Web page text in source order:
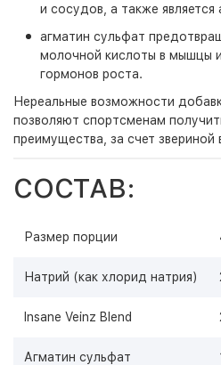
и сосудов, а также
агматин сульфат
молочной кислоты в мышцы
гормонов роста.
Нереальные возможности
позволяют спортсменам
преимущества, за счет звериной
СОСТАВ:
Размер порции
Натрий (как хлорид натрия)
Insane Veinz Blend
Агматин сульфат